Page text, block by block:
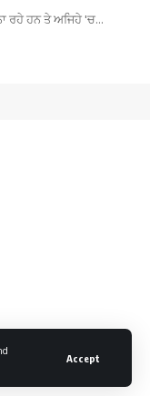
Accept
ਰਹੇ ਹਨ ਤੇ ਅਜਿਹੇ 'ਚ…